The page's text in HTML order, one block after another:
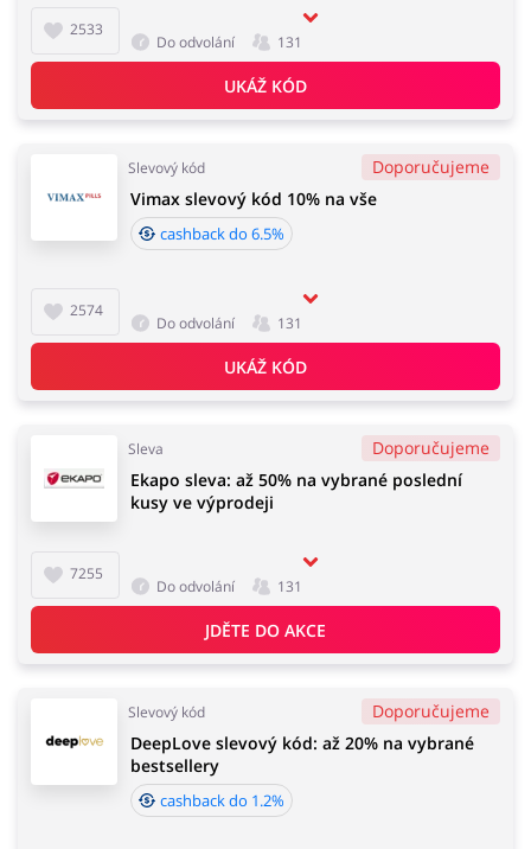
2533
Do odvolání 131
UKÁŽ KÓD
Slevový kód Doporučujeme
2574
Vimax slevový kód 10% na vše
cashback do 6.5%
Do odvolání 131
UKÁŽ KÓD
Sleva Doporučujeme
7255
Ekapo sleva: až 50% na vybrané poslední
kusy ve výprodeji
Do odvolání 131
JDĚTE DO AKCE
Slevový kód Doporučujeme
DeepLove slevový kód: až 20% na vybrané
bestsellery
cashback do 1.2%